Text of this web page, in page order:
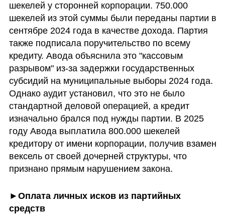
шекелей у сторонней корпорации. 750.000
шекелей из этой суммы были переданы партии в
сентябре 2024 года в качестве дохода. Партия
также подписала поручительство по всему
кредиту. Авода объяснила это "кассовым
разрывом" из-за задержки государственных
субсидий на муниципальные выборы 2024 года.
Однако аудит установил, что это не было
стандартной деловой операцией, а кредит
изначально брался под нужды партии. В 2025
году Авода выплатила 800.000 шекелей
кредитору от имени корпорации, получив взамен
вексель от своей дочерней структуры, что
признано прямым нарушением закона.
►Оплата личных исков из партийных
средств